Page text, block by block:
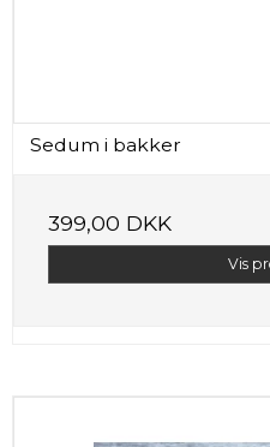
Sedum i bakker
399,00 DKK
Vis